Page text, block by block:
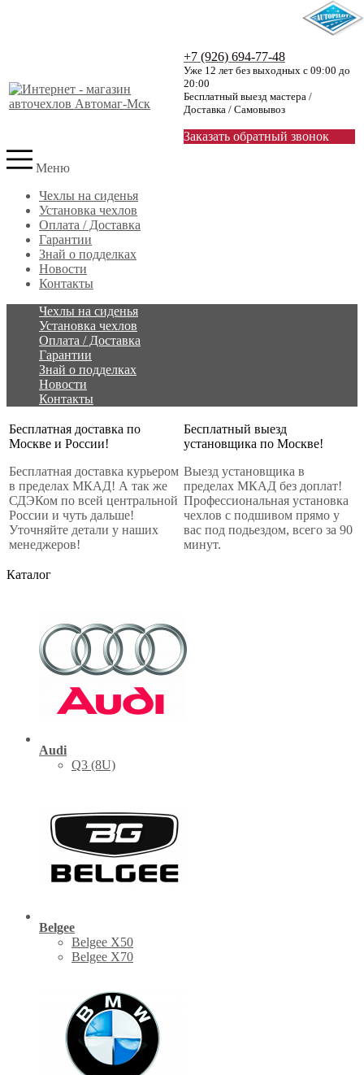
+7 (926) 694-77-48
Уже 12 лет без выходных с 09:00 до
20:00
Бесплатный выезд мастера /
Доставка / Самовывоз
Заказать обратный звонок
Меню
Чехлы на сиденья
Установка чехлов
Оплата / Доставка
Гарантии
Знай о подделках
Новости
Контакты
Чехлы на сиденья
Установка чехлов
Оплата / Доставка
Гарантии
Знай о подделках
Новости
Контакты
Бесплатная доставка по
Москве и России!
Бесплатная доставка курьером
в пределах МКАД! А так же
СДЭКом по всей центральной
России и чуть дальше!
Уточняйте детали у наших
менеджеров!
Бесплатный выезд
установщика по Москве!
Выезд установщика в
пределах МКАД без доплат!
Профессиональная установка
чехлов с подшивом прямо у
вас под подьездом, всего за 90
минут.
Каталог
Audi
Q3 (8U)
Belgee
Belgee X50
Belgee X70